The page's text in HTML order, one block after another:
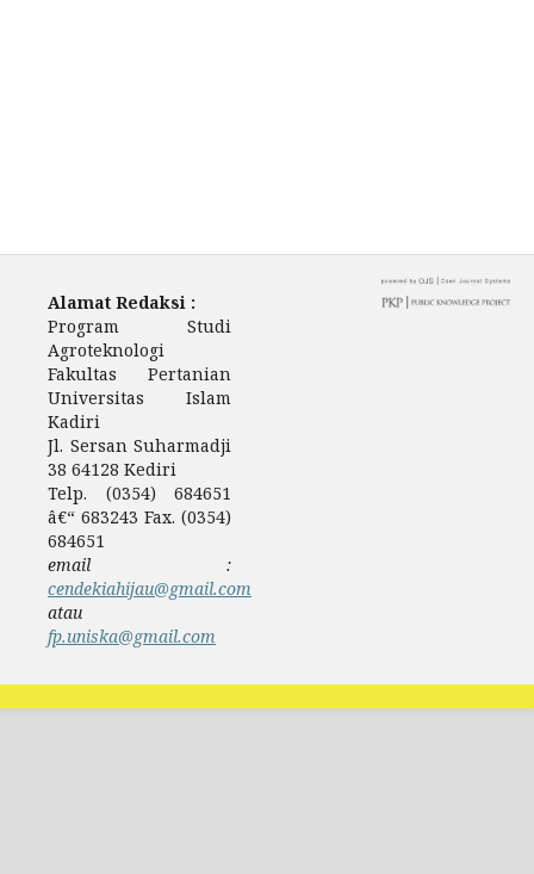
Alamat Redaksi :
Program Studi
Agroteknologi
Fakultas Pertanian
Universitas Islam
Kadiri
Jl. Sersan Suharmadji
38 64128 Kediri
Telp. (0354) 684651
â€“ 683243 Fax. (0354)
684651
email :
cendekiahijau@gmail.com
atau
fp.uniska@gmail.com